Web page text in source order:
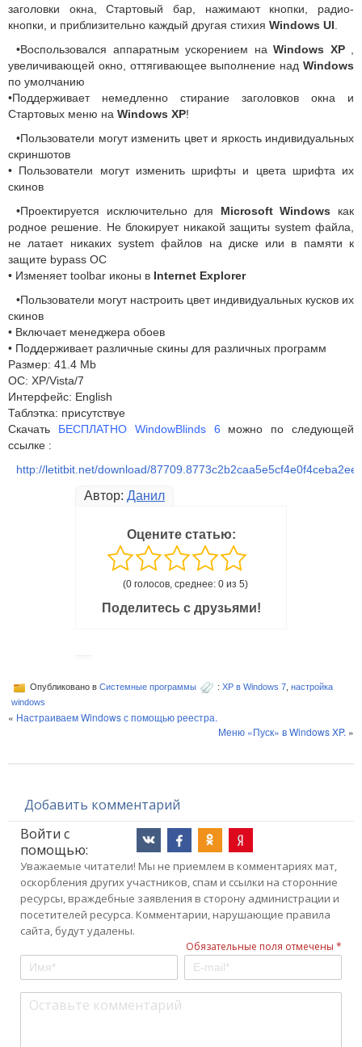
заголовки окна, Стартовый бар, нажимают кнопки, радио-
кнопки, и приблизительно каждый другая стихия Windows UI
•Воспользовался аппаратным ускорением на Windows XP,
увеличивающей окно, оттягивающее выполнение над Windows
по умолчанию
•Поддерживает немедленно стирание заголовков окна и
Стартовых меню на Windows XP!
•Пользователи могут изменить цвет и яркость индивидуальных
скриншотов
• Пользователи могут изменить шрифты и цвета шрифта их
скинов
•Проектируется исключительно для Microsoft Windows как
родное решение. Не блокирует никакой защиты system файла,
не латает никаких system файлов на диске или в памяти к
защите bypass ОС
• Изменяет toolbar иконы в Internet Explorer
•Пользователи могут настроить цвет индивидуальных кусков их
скинов
• Включает менеджера обоев
• Поддерживает различные скины для различных программ
Размер: 41.4 Mb
ОС: XP/Vista/7
Интерфейс: English
Таблэтка: присутствуе
Скачать БЕСПЛАТНО WindowBlinds 6 можно по следующей
ссылке :
http://letitbit.net/download/
Автор: Данил
Оцените статью:
(0 голосов, среднее: 0 из 5)
Поделитесь с друзьями!
Опубликовано в Системные программы : XP в Windows 7 настройка
windows
« Настраиваем Windows с помощью реестра.
Меню «Пуск» в Windows XP. »
Добавить комментарий
Войти с
помощью:
Уважаемые читатели! Мы не приемлем в комментариях мат,
оскорбления других участников, спам и ссылки на сторонние
ресурсы, враждебные заявления в сторону администрации и
посетителей ресурса. Комментарии, нарушающие правила
сайта, будут удалены.
Обязательные поля отмечены *